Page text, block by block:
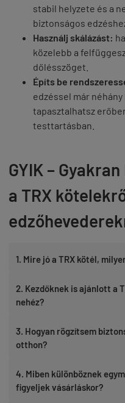
stabil helyzete és a
biztonságos
Használj skálázást:
közelebb a
dőlésszöget.
Építs be
edzéssel már
tapasztalhatsz
testtartásban.
GYIK –
a TRX
1. Mire jó a TRX kötél,
2. Kezdőknek is ajánlott a
nehéz?
3. Hogyan rögzítsem
otthon?
4. Miben különböznek
figyeljek vásárláskor?